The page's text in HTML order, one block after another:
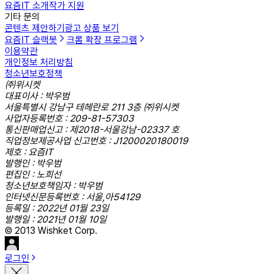
요즘IT 소개작가 지원
기타 문의
콘텐츠 제안하기 광고 상품 보기
요즘IT 슬랙봇
크롬 확장 프로그램
이용약관
개인정보 처리방침
청소년보호정책
㈜위시켓
대표이사 : 박우범
서울특별시 강남구 테헤란로 211 3층 ㈜위시켓
사업자등록번호 : 209-81-57303
통신판매업신고 : 제2018-서울강남-02337 호
직업정보제공사업 신고번호 : J1200020180019
제호 : 요즘IT
발행인 : 박우범
편집인 : 노희선
청소년보호책임자 : 박우범
인터넷신문등록번호 : 서울,아54129
등록일 : 2022년 01월 23일
발행일 : 2021년 01월 10일
© 2013 Wishket Corp.
로그인